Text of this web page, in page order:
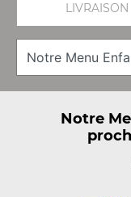
LIVRAISON
Notre